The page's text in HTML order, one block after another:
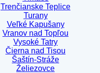
Trenčianske Teplice
Turany
Veľké Kapušany
Vranov nad Topľou
Vysoké Tatry
Čierna nad Tisou
Šaštín-Stráže
Želiezovce